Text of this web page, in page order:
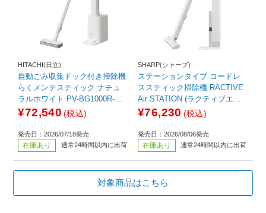
HITACHI(日立)
自動ごみ収集ドック付き掃除機
らくメンテスティック ナチュ
ラルホワイト PV-BG1000R-W
［サイクロン式 /コードレス］
¥72,540 (税込)
発売日：2026/07/18発売
在庫あり 通常24時間以内に出荷
SHARP(シャープ)
ステーションタイプ コードレ
ススティック掃除機 RACTIVE
Air STATION (ラクティブエア
ステーション)［コードレス］
¥76,230 (税込)
発売日：2026/08/06発売
在庫あり 通常24時間以内に出荷
対象商品はこちら